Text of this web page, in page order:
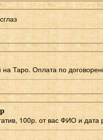
Таро. Оплата по
100р. от вас ФИО и дата